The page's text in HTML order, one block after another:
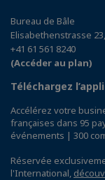
Bureau de Bâle
Elisabethenstrasse
+41 61 561 8240
(Accéder au plan)
Téléchargez
Accélérez votre
françaises dans 95
événements | 300
Réservée
l'International,